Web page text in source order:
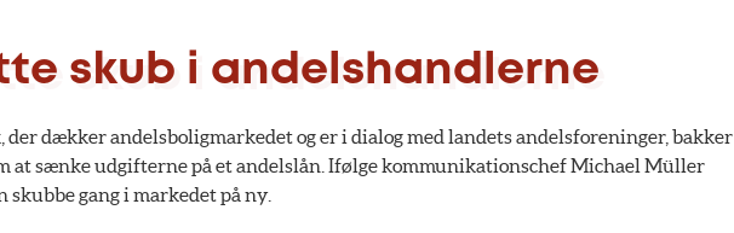
skub i andelshandlerne
der dækker andelsboligmarkedet og er i dialog med landets andelsforeninger, bakker
at sænke udgifterne på et andelslån. Ifølge kommunikationschef Michael Müller
gang i markedet på ny.